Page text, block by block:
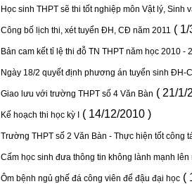
Học sinh THPT sẽ thi tốt nghiệp môn Vật lý, Sinh
Công bố lịch thi, xét tuyển ĐH, CĐ năm 2011 ( 1/
Bản cam kết tỉ lệ thi đỗ TN THPT năm học 2010 -
Ngày 18/2 quyết định phương án tuyển sinh ĐH-
Giao lưu với trường THPT số 4 Văn Bàn ( 21/1/
Kế hoạch thi học kỳ I
( 14/12/2010 )
Trường THPT số 2 Văn Bàn - Thực hiện tốt công
Cấm học sinh đưa thông tin không lành mạnh lên
Ôm bệnh ngủ ghế đá công viên để đậu đại học (